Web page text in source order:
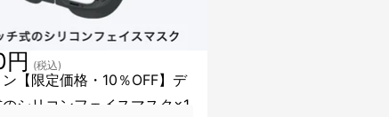
【限定価格・10％OFF】デ
シリコンフェイスマスク×1
(税込)